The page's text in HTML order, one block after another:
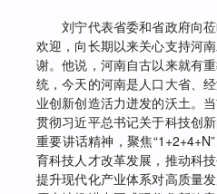
刘宁代表省委和省政府向莅
欢迎，向长期以来关心支持河
谢。他说，河南自古以来就有
统，今天的河南是人口大省、
业创新创造活力迸发的沃土。
贯彻习近平总书记关于科技创
重要讲话精神，聚焦
育科技人才改革发展，推动科
提升现代化产业体系对高质量